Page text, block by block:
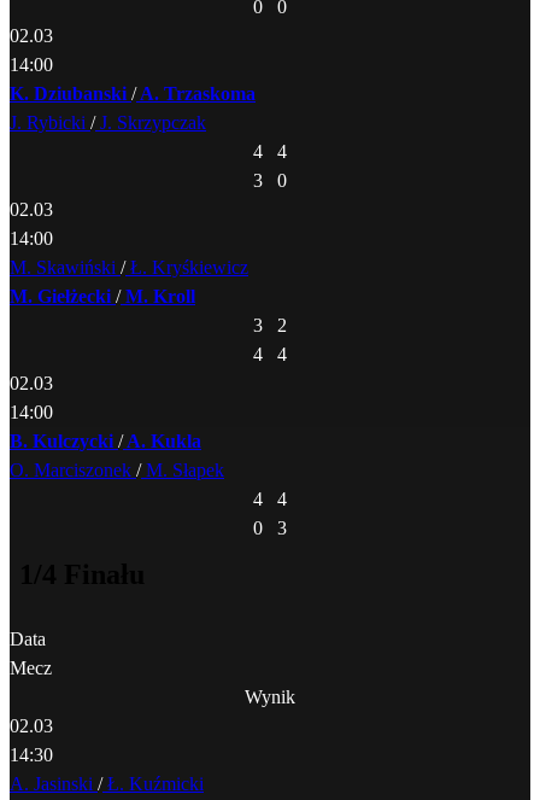
0
0
02.03
14:00
K. Dziubanski /A. Trzaskoma
J. Rybicki /J. Skrzypczak
4
4
3
0
02.03
14:00
M. Skawiński /Ł. Kryśkiewicz
M. Giełżecki /M. Kroll
3
2
4
4
02.03
14:00
B. Kulczycki /A. Kukla
O. Marciszonek /M. Słapek
4
4
0
3
Data
Mecz
Wynik
02.03
14:30
A. Jasinski /Ł. Kuźmicki